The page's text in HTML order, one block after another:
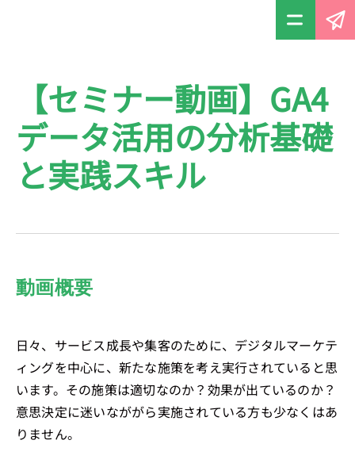
【セミナー動画】GA4
データ活用の分析基礎
と実践スキル
動画概要
日々、サービス成長や集客のために、デジタルマーケテ
ィングを中心に、新たな施策を考え実行されていると思
います。その施策は適切なのか？効果が出ているのか？
意思決定に迷いなががら実施されている方も少なくはあ
りません。